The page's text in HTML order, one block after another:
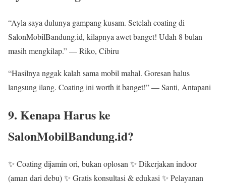
“Ayla saya dulunya gampang kusam. Setelah coating di
SalonMobilBandung.id, kilapnya awet banget! Udah 8 bulan
masih mengkilap.” — Riko, Cibiru
“Hasilnya nggak kalah sama mobil mahal. Goresan halus
langsung ilang. Coating ini worth it banget!” — Santi, Antapani
9. Kenapa Harus ke
SalonMobilBandung.id?
✨ Coating dijamin ori, bukan oplosan ✨ Dikerjakan indoor
(aman dari debu) ✨ Gratis konsultasi & edukasi ✨ Pelayanan